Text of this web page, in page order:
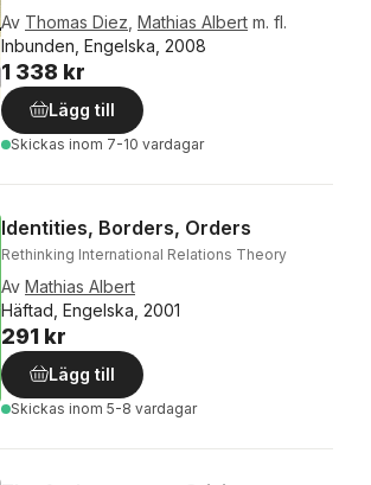
Av Thomas Diez Mathias Albert m. fl.
Inbunden, Engelska, 2008
1 338 kr
Lägg till
Skickas inom 7-10 vardagar
Identities, Borders, Orders
Rethinking International Relations Theory
Av Mathias Albert
Häftad, Engelska, 2001
291 kr
Lägg till
Skickas inom 5-8 vardagar